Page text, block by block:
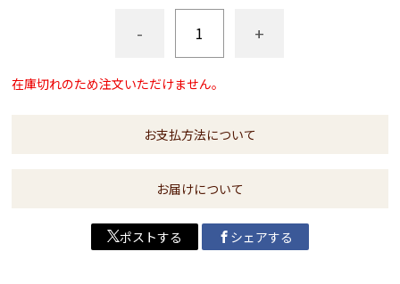
- +
在庫切れのため注文いただけません。
お支払方法について
お届けについて
ポストする シェアする